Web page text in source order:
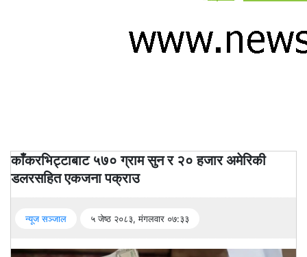
काँकरभिट्टाबाट ५७० ग्राम सुन र २० हजार अमेरिकी
डलरसहित एकजना पक्राउ
न्यूज सञ्जाल ५ जेष्ठ २०८३, मंगलवार ०७:३३